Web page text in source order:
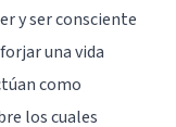
y ser consciente
una vida
como
los cuales